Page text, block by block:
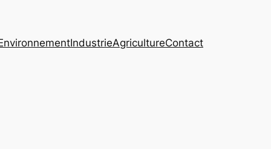
IndustrieAgricultureContact